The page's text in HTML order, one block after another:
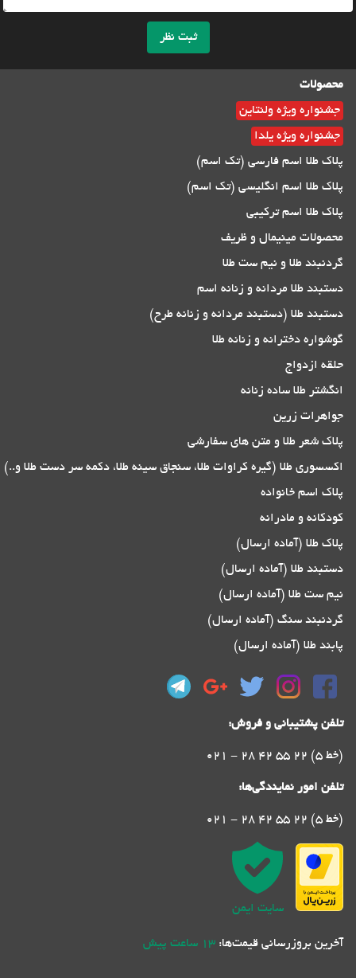
ثبت نظر
محصولات
جشنواره ویژه ولنتاین
جشنواره ویژه یلدا
پلاک طلا اسم فارسی (تک اسم)
پلاک طلا اسم انگلیسی (تک اسم)
پلاک طلا اسم ترکیبی
محصولات مینیمال و ظریف
گردنبند طلا و نیم ست طلا
دستبند طلا مردانه و زنانه اسم
دستبند طلا (دستبند مردانه و زنانه طرح)
گوشواره دخترانه و زنانه طلا
حلقه ازدواج
انگشتر طلا ساده زنانه
جواهرات زرین
پلاک شعر طلا و متن های سفارشی
اکسسوری طلا (گیره کراوات طلا، سنجاق سینه طلا، دکمه سر دست طلا و..)
پلاک اسم خانواده
کودکانه و مادرانه
پلاک طلا (آماده ارسال)
دستبند طلا (آماده ارسال)
نیم ست طلا (آماده ارسال)
گردنبند سنگ (آماده ارسال)
پابند طلا (آماده ارسال)
تلفن پشتیبانی و فروش:
021 - 28 42 55 22 (5 خط)
تلفن امور نمایندگی‌ها:
021 - 28 42 55 22 (5 خط)
سایت ایمن
آخرین بروزرسانی قیمت‌ها: 13 ساعت پیش